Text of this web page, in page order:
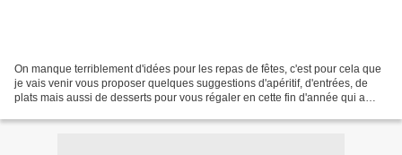
On manque terriblement d'idées pour les repas de fêtes, c'est pour cela que
je vais venir vous proposer quelques suggestions d'apéritif, d'entrées, de
plats mais aussi de desserts pour vous régaler en cette fin d'année qui a